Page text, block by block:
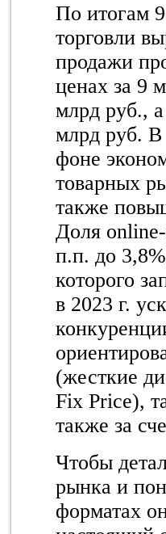
По итогам
торговли
продажи
ценах за 9
млрд руб.,
млрд руб. В
фоне
товарных
также
Доля
п.п. до
которого
в 2023 г.
(жесткие
Fix Price),
также за
Чтобы
рынка и
форматах